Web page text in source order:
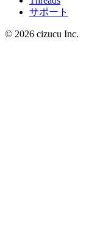
サポート
© 2026 cizucu Inc.